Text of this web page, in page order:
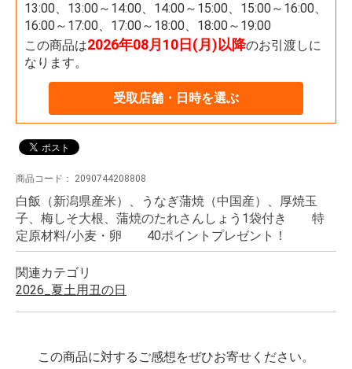
受取店舗・日時を選ぶ
13:00、13:00～14:00、14:00～15:00、15:00～16:00、
16:00～17:00、17:00～18:00、18:00～19:00
この商品は2026年08月10日(月)以降のお引渡しに
なります。
商品コード： 2090744208808
白飯（新潟県産米）、うなぎ蒲焼（中国産）、厚焼玉
子、梅しそ大根、蒲焼のたれさんしょう1袋付き 特
定原材料/小麦・卵 40ポイントプレゼント！
関連カテゴリ
2026_夏土用丑の日
この商品に対するご感想をぜひお寄せください。